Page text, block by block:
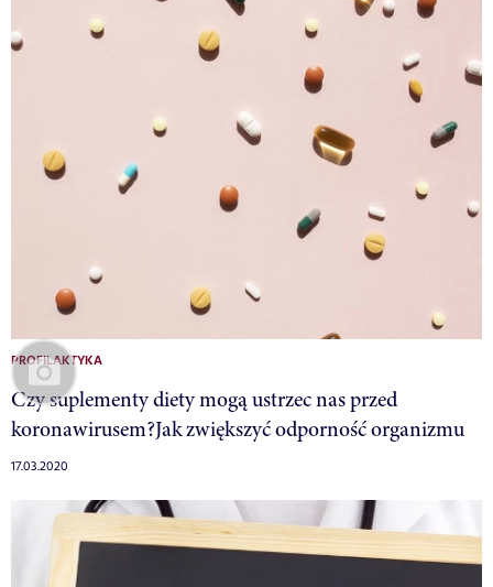
PROFILAKTYKA
Czy suplementy diety mogą ustrzec nas przed
koronawirusem?Jak zwiększyć odporność organizmu
17.03.2020